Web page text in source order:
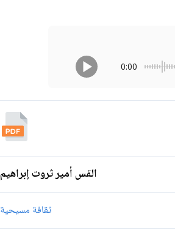
0:00
القس أمير ثروت إبراهيم
ثقافة مسيحية